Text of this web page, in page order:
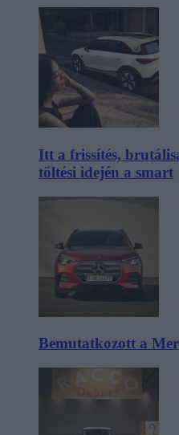
Itt a frissítés,
töltési idején a smart
Bemutatkozott a